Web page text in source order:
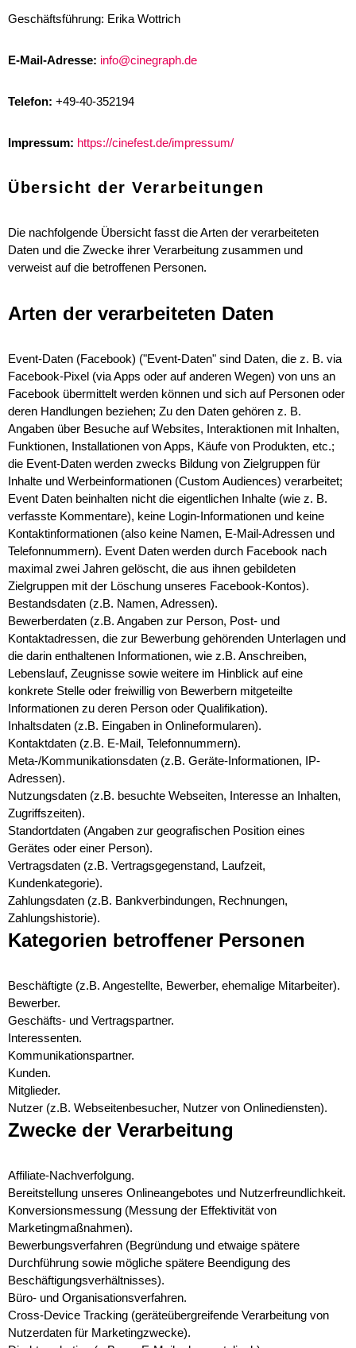
Geschäftsführung: Erika Wottrich
E-Mail-Adresse: info@cinegraph.de
Telefon: +49-40-352194
Impressum: https://cinefest.de/impressum/
Übersicht der Verarbeitungen
Die nachfolgende Übersicht fasst die Arten der verarbeiteten
Daten und die Zwecke ihrer Verarbeitung zusammen und
verweist auf die betroffenen Personen.
Arten der verarbeiteten Daten
Event-Daten (Facebook) ("Event-Daten" sind Daten, die z. B. via
Facebook-Pixel (via Apps oder auf anderen Wegen) von uns an
Facebook übermittelt werden können und sich auf Personen oder
deren Handlungen beziehen; Zu den Daten gehören z. B.
Angaben über Besuche auf Websites, Interaktionen mit Inhalten,
Funktionen, Installationen von Apps, Käufe von Produkten, etc.;
die Event-Daten werden zwecks Bildung von Zielgruppen für
Inhalte und Werbeinformationen (Custom Audiences) verarbeitet;
Event Daten beinhalten nicht die eigentlichen Inhalte (wie z. B.
verfasste Kommentare), keine Login-Informationen und keine
Kontaktinformationen (also keine Namen, E-Mail-Adressen und
Telefonnummern). Event Daten werden durch Facebook nach
maximal zwei Jahren gelöscht, die aus ihnen gebildeten
Zielgruppen mit der Löschung unseres Facebook-Kontos).
Bestandsdaten (z.B. Namen, Adressen).
Bewerberdaten (z.B. Angaben zur Person, Post- und
Kontaktadressen, die zur Bewerbung gehörenden Unterlagen und
die darin enthaltenen Informationen, wie z.B. Anschreiben,
Lebenslauf, Zeugnisse sowie weitere im Hinblick auf eine
konkrete Stelle oder freiwillig von Bewerbern mitgeteilte
Informationen zu deren Person oder Qualifikation).
Inhaltsdaten (z.B. Eingaben in Onlineformularen).
Kontaktdaten (z.B. E-Mail, Telefonnummern).
Meta-/Kommunikationsdaten (z.B. Geräte-Informationen, IP-
Adressen).
Nutzungsdaten (z.B. besuchte Webseiten, Interesse an Inhalten,
Zugriffszeiten).
Standortdaten (Angaben zur geografischen Position eines
Gerätes oder einer Person).
Vertragsdaten (z.B. Vertragsgegenstand, Laufzeit,
Kundenkategorie).
Zahlungsdaten (z.B. Bankverbindungen, Rechnungen,
Zahlungshistorie).
Kategorien betroffener Personen
Beschäftigte (z.B. Angestellte, Bewerber, ehemalige Mitarbeiter).
Bewerber.
Geschäfts- und Vertragspartner.
Interessenten.
Kommunikationspartner.
Kunden.
Mitglieder.
Nutzer (z.B. Webseitenbesucher, Nutzer von Onlinediensten).
Zwecke der Verarbeitung
Affiliate-Nachverfolgung.
Bereitstellung unseres Onlineangebotes und Nutzerfreundlichkeit.
Konversionsmessung (Messung der Effektivität von
Marketingmaßnahmen).
Bewerbungsverfahren (Begründung und etwaige spätere
Durchführung sowie mögliche spätere Beendigung des
Beschäftigungsverhältnisses).
Büro- und Organisationsverfahren.
Cross-Device Tracking (geräteübergreifende Verarbeitung von
Nutzerdaten für Marketingzwecke).